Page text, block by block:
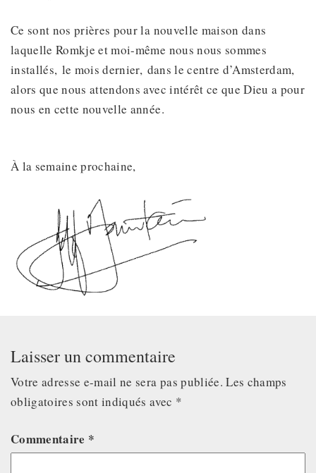
Ce sont nos prières pour la nouvelle maison dans
laquelle Romkje et moi-même nous nous sommes
installés, le mois dernier, dans le centre d’Amsterdam,
alors que nous attendons avec intérêt ce que Dieu a pour
nous en cette nouvelle année.
À la semaine prochaine,
Laisser un commentaire
Votre adresse e-mail ne sera pas publiée. Les champs
obligatoires sont indiqués avec *
Commentaire *